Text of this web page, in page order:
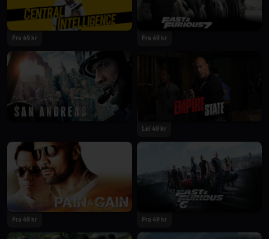
Fra 49 kr Fra 49 kr
Lei 49 kr
Fra 49 kr Fra 49 kr